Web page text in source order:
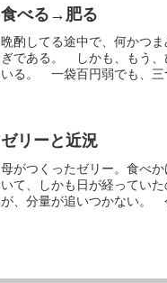
食べる→肥る
晩酌してる途中で、何かつ
ぎである。 しかも、もう、
いる。 一袋百円弱でも、三
ゼリーと近況
母がつくったゼリー。食べ
いて、しかも日が経ってい
が、分量が追いつかない。